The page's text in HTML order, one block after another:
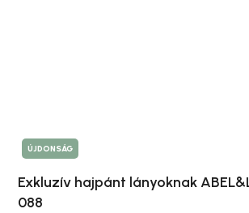
ÚJDONSÁG
Exkluzív hajpánt lányoknak
088